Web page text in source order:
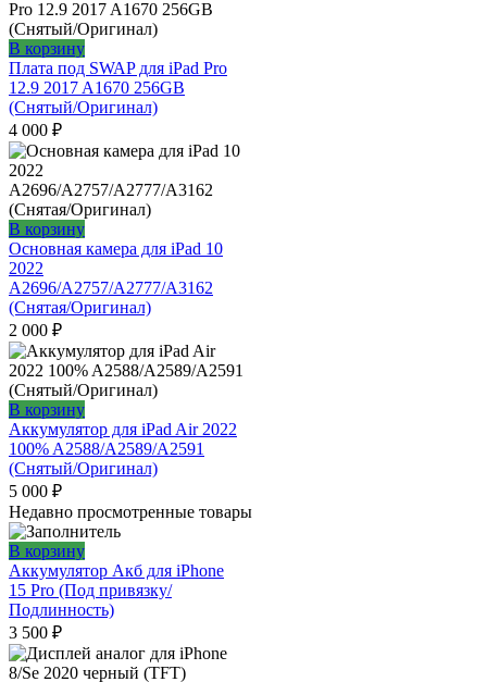
В корзину
Плата под SWAP для iPad Pro
12.9 2017 A1670 256GB
(Снятый/Оригинал)
4 000 ₽
В корзину
Основная камера для iPad 10
2022
A2696/A2757/A2777/A3162
(Снятая/Оригинал)
2 000 ₽
В корзину
Аккумулятор для iPad Air 2022
100% A2588/A2589/A2591
(Снятый/Оригинал)
5 000 ₽
Недавно просмотренные товары
В корзину
Аккумулятор Акб для iPhone
15 Pro (Под привязку/
Подлинность)
3 500 ₽